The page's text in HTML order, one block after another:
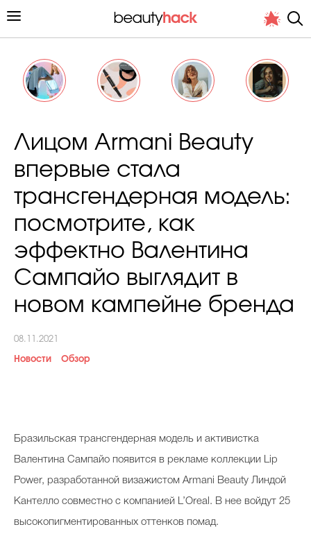
Снимает и тестирует редакция
Бьютихакер / Мама-хакер
Лицом Armani Beauty
впервые стала
трансгендерная модель:
посмотрите, как
эффектно Валентина
Сампайо выглядит в
новом кампейне бренда
08.11.2021
Новости Обзор
Бразильская трансгендерная модель и активистка
Валентина Сампайо появится в рекламе коллекции Lip
Power, разработанной визажистом Armani Beauty Линдой
Кантелло совместно с компанией L’Oreal. В нее войдут 25
высокопигментированных оттенков помад.